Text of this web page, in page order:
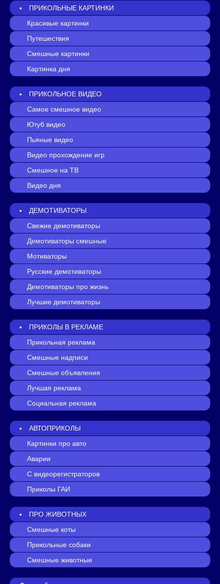
ПРИКОЛЬНЫЕ КАРТИНКИ
Красивые картинки
Путешествия
Смешные картинки
Картинка дня
ПРИКОЛЬНОЕ ВИДЕО
Самое смешное видео
Ютуб видео
Пьяные видео
Видео прохождение игр
Смешное на ТВ
Видео дня
ДЕМОТИВАТОРЫ
Свежие демотиваторы
Демотиваторы смешные
Мотиваторы
Русские демотиваторы
Демотиваторы про жизнь
Лучшие демотиваторы
ПРИКОЛЫ В РЕКЛАМЕ
Прикольная реклама
Смешные надписи
Смешные объявления
Лучшая реклама
Социальная реклама
АВТОПРИКОЛЫ
Картинки про авто
Аварии
С видеорегистраторов
Приколы ГАИ
ПРО ЖИВОТНЫХ
Смешные коты
Прикольные собаки
Смешные животные